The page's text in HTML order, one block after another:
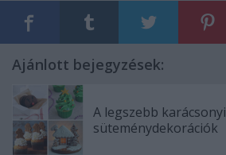
Ajánlott bejegyzések:
A legszebb karácsonyi
süteménydekorációk